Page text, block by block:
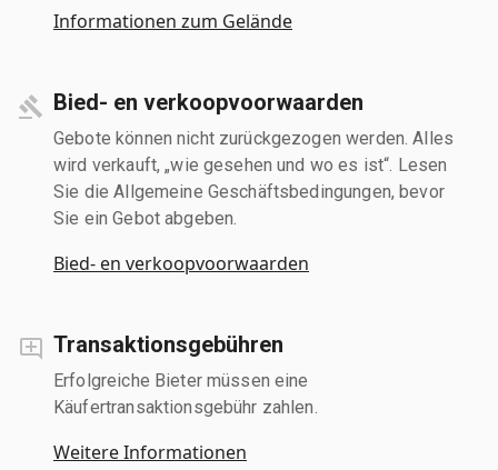
Informationen zum Gelände
Bied- en verkoopvoorwaarden
Gebote können nicht zurückgezogen werden. Alles
wird verkauft, „wie gesehen und wo es ist“. Lesen
Sie die Allgemeine Geschäftsbedingungen, bevor
Sie ein Gebot abgeben.
Bied- en verkoopvoorwaarden
Transaktionsgebühren
Erfolgreiche Bieter müssen eine
Käufertransaktionsgebühr zahlen.
Weitere Informationen